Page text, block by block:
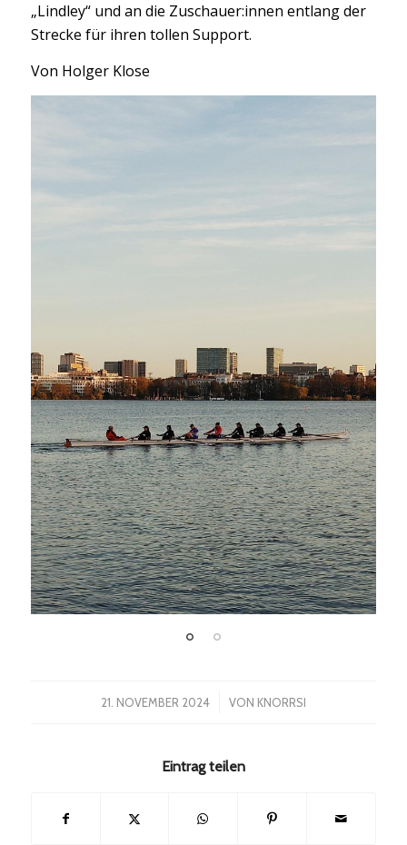
„Lindley“ und an die Zuschauer:innen entlang der
Strecke für ihren tollen Support.
Von Holger Klose
21. NOVEMBER 2024
/ VON KNORRSI
Eintrag teilen